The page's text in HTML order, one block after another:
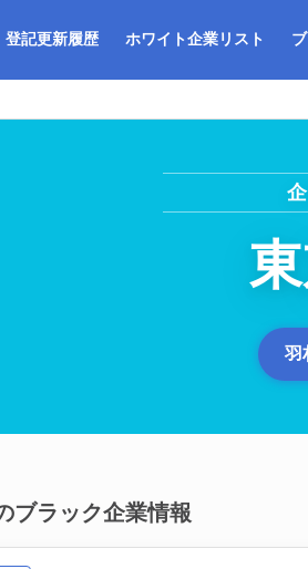
登記更新履歴 ホワイト企業リスト
羽
ブラック企業情報